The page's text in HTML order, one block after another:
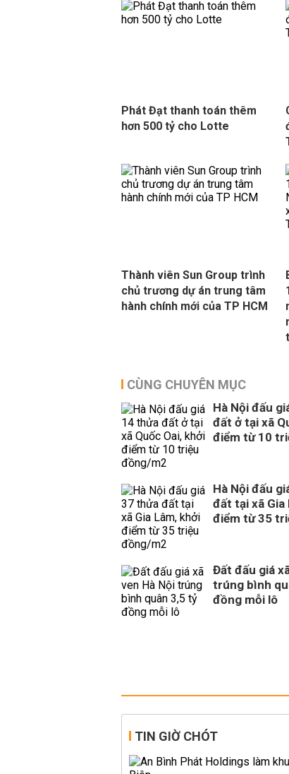
Phát Đạt thanh toán thêm
hơn 500 tỷ cho Lotte
Thành viên Sun Group trình
chủ trương dự án trung tâm
hành chính mới của TP HCM
CÙNG CHUYÊN MỤC
Hà Nội đấu
đất ở tại xã
điểm từ 10
Hà Nội đấu
đất tại xã Gia
điểm từ 35
Đất đấu giá
trúng bình
đồng mỗi lô
TIN GIỜ CHÓT